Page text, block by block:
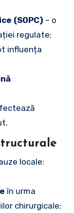
(SOPC) – o
regulate;
influența
locale:
în urma
chirurgicale;